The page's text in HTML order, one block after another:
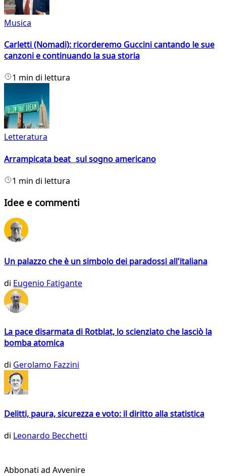
Musica
Carletti (Nomadi): ricorderemo Guccini cantando le sue
canzoni e continuando la sua storia
1 min di lettura
Letteratura
Arrampicata beat sul sogno americano
1 min di lettura
Idee e commenti
Un palazzo che è un simbolo dei paradossi all'italiana
di Eugenio Fatigante
La pace disarmata di Rotblat, lo scienziato che lasciò la
bomba atomica
di Gerolamo Fazzini
Delitti, paura, sicurezza e voto: il diritto alla statistica
di Leonardo Becchetti
Abbonati ad Avvenire